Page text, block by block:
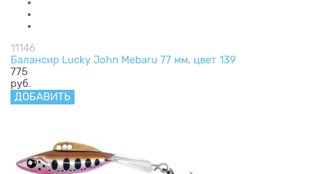
11146
Балансир Lucky John Mebaru 77 мм, цвет 139
775
руб.
ДОБАВИТЬ